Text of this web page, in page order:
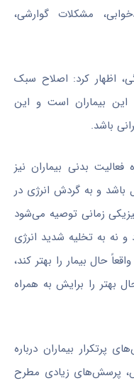
مشکلات گوارشی،
اظهار کرد: اصلاح سبک
بیماران است و این
باشد.
بدنی بیماران نیز
باشد و به گردش انرژی در
زمانی توصیه می‌شود
به تخلیه شدید انرژی
حال بیمار را بهتر کند،
را برایش به همراه
پرتکرار بیماران درباره
پرسش‌های زیادی مطرح